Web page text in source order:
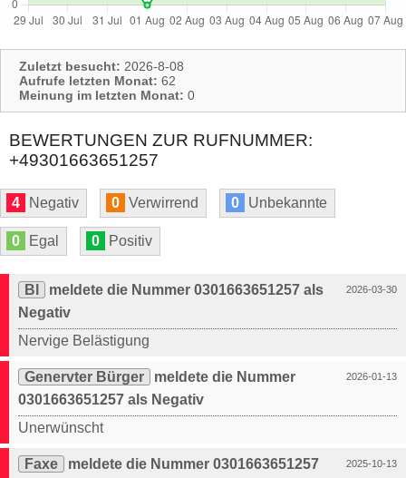
Zuletzt besucht: 2026-8-08
Aufrufe letzten Monat: 62
Meinung im letzten Monat: 0
BEWERTUNGEN ZUR RUFNUMMER:
+49301663651257
4 Negativ 0 Verwirrend 0 Unbekannte
0 Egal 0 Positiv
2026-03-30
Bl
meldete die Nummer 0301663651257 als
Negativ
Nervige Belästigung
2026-01-13
Genervter Bürger
meldete die Nummer
0301663651257 als Negativ
Unerwünscht
2025-10-13
Faxe
meldete die Nummer 0301663651257